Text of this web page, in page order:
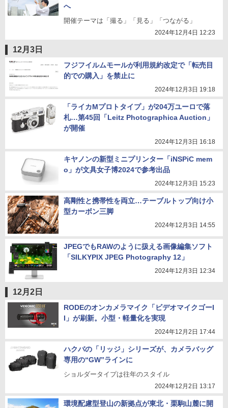
へ
開催テーマは「撮る」「見る」「つながる」
2024年12月4日 12:23
12月3日
フジフイルムモールが利用規約改定で「転売目
的での購入」を禁止に
2024年12月3日 19:18
「ライカMプロトタイプ」が204万ユーロで落
札…第45回「Leitz Photographica Auction」
が開催
2024年12月3日 16:18
キヤノンの新型ミニプリンター「iNSPiC mem
o」が文具女子博2024で参考出品
2024年12月3日 15:23
高剛性と携帯性を両立…テーブルトップ向け小
型カーボン三脚
2024年12月3日 14:55
JPEGでもRAWのように扱える画像編集ソフト
「SILKYPIX JPEG Photography 12」
2024年12月3日 12:34
12月2日
RODEのオンカメラマイク「ビデオマイクゴーI
I」が刷新。小型・軽量化を実現
2024年12月2日 17:44
ハクバの「リッジ」シリーズが、カメラバッグ
専用の“GW”ラインに
ショルダータイプは往年のスタイル
2024年12月2日 13:17
環境配慮型登山の新拠点が東北・栗駒山麓に開